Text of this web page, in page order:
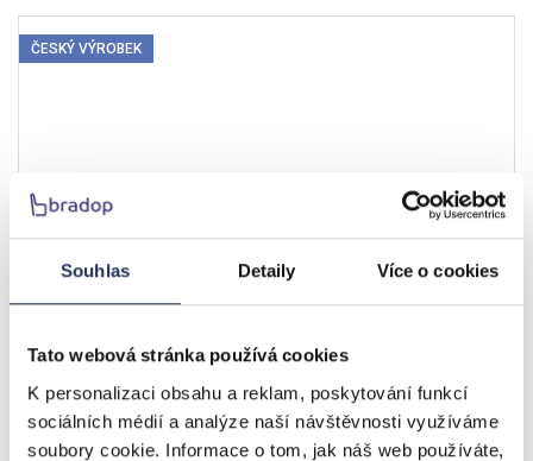
Souhlas Detaily Více o cookies
Tato webová stránka používá cookies
K personalizaci obsahu a reklam, poskytování funkcí
sociálních médií a analýze naší návštěvnosti využíváme
soubory cookie. Informace o tom, jak náš web používáte,
BRADOP Podnožka MATÝS
1.736 Kč
ČESKÝ VÝROBEK